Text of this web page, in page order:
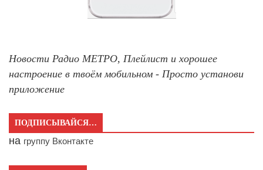
Новости Радио МЕТРО, Плейлист и хорошее
настроение в твоём мобильном - Просто установи
приложение
ПОДПИСЫВАЙСЯ…
на группу Вконтакте